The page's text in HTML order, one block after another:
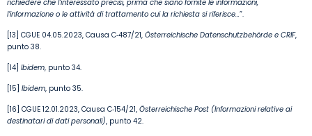
richiedere che l’interessato precisi, prima che siano fornite le informazioni,
l’informazione o le attività di trattamento cui la richiesta si riferisce…”.
[13] CGUE 04.05.2023, Causa C‑487/21, Österreichische Datenschutzbehörde e CRIF,
punto 38.
[14] Ibidem, punto 34.
[15] Ibidem, punto 35.
[16] CGUE 12.01.2023, Causa C‑154/21, Österreichische Post (Informazioni relative ai
destinatari di dati personali), punto 42.